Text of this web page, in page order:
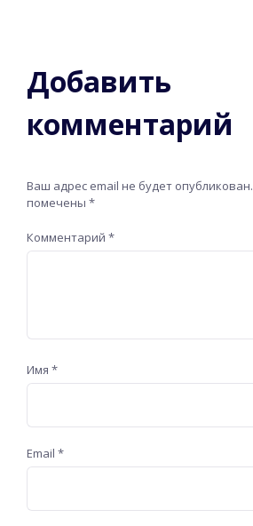
Добавить
комментарий
Ваш адрес email не будет опубликован.
помечены *
Комментарий *
Имя *
Email *